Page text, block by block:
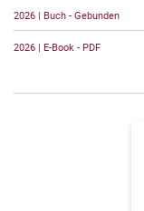
2026 | Buch - Gebunden
2026 | E-Book - PDF